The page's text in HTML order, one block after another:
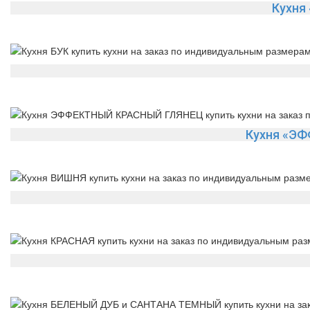
Кухня